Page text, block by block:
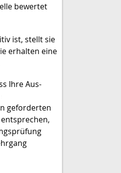
bewertet
ist, stellt sie
erhalten eine
Ihre Aus-
geforderten